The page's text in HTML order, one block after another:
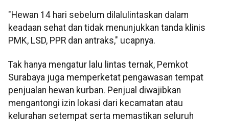
"Hewan 14 hari sebelum dilalulintaskan dalam
keadaan sehat dan tidak menunjukkan tanda klinis
PMK, LSD, PPR dan antraks," ucapnya.
Tak hanya mengatur lalu lintas ternak, Pemkot
Surabaya juga memperketat pengawasan tempat
penjualan hewan kurban. Penjual diwajibkan
mengantongi izin lokasi dari kecamatan atau
kelurahan setempat serta memastikan seluruh